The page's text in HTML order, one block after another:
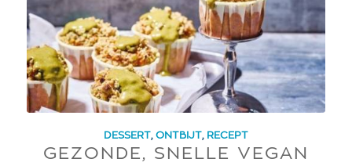
DESSERT, ONTBIJT, RECEPT
GEZONDE, SNELLE VEGAN